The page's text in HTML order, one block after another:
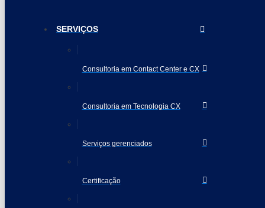
SERVIÇOS
Consultoria em Contact Center e CX
Consultoria em Tecnologia CX
Serviços gerenciados
Certificação